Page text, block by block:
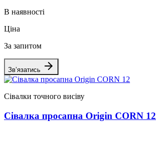
В наявності
Ціна
За запитом
Зв’язатись
Сівалки точного висіву
Сівалка просапна Origin CORN 12